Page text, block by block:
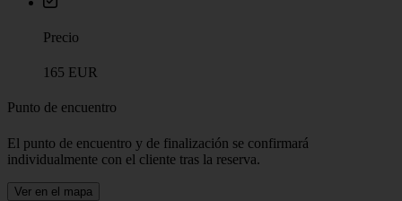
Precio
165 EUR
Punto de encuentro
El punto de encuentro y de finalización se confirmará
individualmente con el cliente tras la reserva.
Ver en el mapa